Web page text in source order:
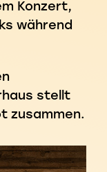
Konzert,
während
stellt
zusammen.